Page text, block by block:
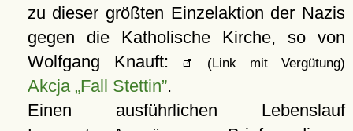
zu dieser größten Einzelaktion der Nazis
gegen die Katholische Kirche, so von
Wolfgang Knauft:
(Link mit Vergütung)
Akcja Fall Stettin .
Einen ausführlichen Lebenslauf